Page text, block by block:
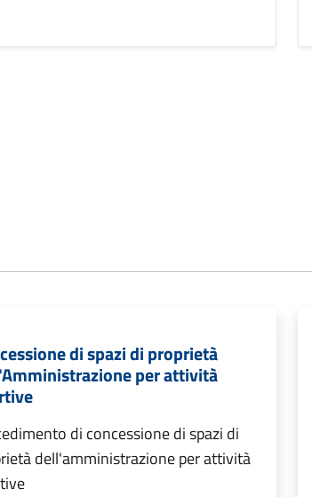
di spazi di proprietà
per attività
di concessione di spazi di
dell'amministrazione per attività